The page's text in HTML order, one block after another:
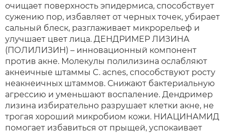
очищает поверхность эпидермиса, способствует
сужению пор, избавляет от черных точек, убирает
сальный блеск, разглаживает микрорельеф и
улучшает цвет лица. ДЕНДРИМЕР ЛИЗИНА
(ПОЛИЛИЗИН) – инновационный компонент
против акне. Молекулы полилизина ослабляют
акнеичные штаммы C. acnes, способствуют росту
неакнеичных штаммов. Снижают бактериальную
агрессию и уменьшают воспаление. Дендример
лизина избирательно разрушает клетки акне, не
трогая хороший микробиом кожи. НИАЦИНАМИД
помогает избавиться от прыщей, успокаивает